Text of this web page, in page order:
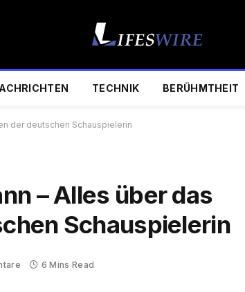
TECHNIK BERÜHMTHEIT
der deutschen Schauspielerin
– Alles über das
Schauspielerin
6 Mins Read